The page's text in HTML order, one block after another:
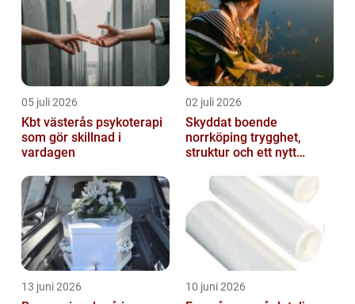
05 juli 2026
Kbt västerås psykoterapi
som gör skillnad i
vardagen
02 juli 2026
Skyddat boende
norrköping trygghet,
struktur och ett nytt
13 juni 2026 10 juni 2026